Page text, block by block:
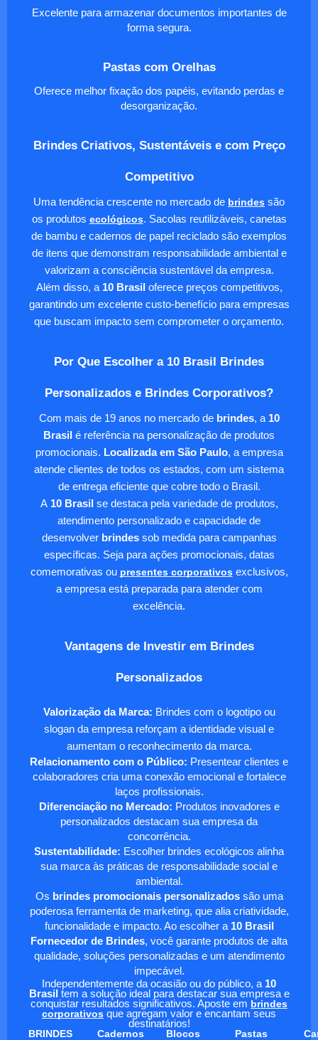
Excelente para armazenar documentos importantes de
forma segura.
Pastas com Orelhas
Oferece melhor fixação dos papéis, evitando perdas e
desorganização.
Brindes Criativos, Sustentáveis e com Preço
Competitivo
Uma tendência crescente no mercado de brindes são
os produtos ecológicos. Sacolas reutilizáveis, canetas
de bambu e cadernos de papel reciclado são exemplos
de itens que demonstram responsabilidade ambiental e
valorizam a consciência sustentável da empresa.
Além disso, a 10 Brasil oferece preços competitivos,
garantindo um excelente custo-benefício para empresas
que buscam impacto sem comprometer o orçamento.
Por Que Escolher a 10 Brasil Brindes
Personalizados e Brindes Corporativos?
Com mais de 19 anos no mercado de brindes, a 10
Brasil é referência na personalização de produtos
promocionais. Localizada em São Paulo, a empresa
atende clientes de todos os estados, com um sistema
de entrega eficiente que cobre todo o Brasil.
A10 Brasil se destaca pela variedade de produtos,
atendimento personalizado e capacidade de
desenvolver brindessob medida para campanhas
específicas. Seja para ações promocionais, datas
comemorativas ou presentes corporativosexclusivos,
a empresa está preparada para atender com
excelência.
Vantagens de Investir em Brindes
Personalizados
Valorização da Marca: Brindes com o logotipo ou
slogan da empresa reforçam a identidade visual e
aumentam o reconhecimento da marca.
Relacionamento com o Público: Presentear clientes e
colaboradores cria uma conexão emocional e fortalece
laços profissionais.
Diferenciação no Mercado: Produtos inovadores e
personalizados destacam sua empresa da
concorrência.
Sustentabilidade: Escolher brindes ecológicos alinha
sua marca às práticas de responsabilidade social e
ambiental.
Os brindes promocionais personalizadossão uma
poderosa ferramenta de marketing, que alia criatividade,
funcionalidade e impacto. Ao escolher a 10 Brasil
Fornecedor de Brindes, você garante produtos de alta
qualidade, soluções personalizadas e um atendimento
impecável.
Independentemente da ocasião ou do público, a 10
Brasil tem a solução ideal para destacar sua empresa e
conquistar resultados significativos. Aposte em brindes
corporativos que agregam valor e encantam seus
destinatários!
BRINDES
Cadernos Blocos Pastas